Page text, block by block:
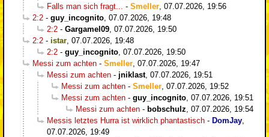
Falls man sich fragt...
- Smeller 07.07.2026, 19:56
2:2 - guy_incognito 07.07.2026, 19:48
2:2 - Gargamel09 07.07.2026, 19:50
2:2 - istar 07.07.2026, 19:48
2:2 - guy_incognito 07.07.2026, 19:50
Messi zum achten - Smeller 07.07.2026, 19:47
Messi zum achten - jniklast, 07.07.2026, 19:51
Messi zum achten - Smeller 07.07.2026, 19:52
Messi zum achten - guy_incognito 07.07.2026, 19:51
Messi zum achten - bobschulz 07.07.2026, 19:54
Messis letztes Hurra ist wirklich phantastisch - DomJay
07.07.2026, 19:49